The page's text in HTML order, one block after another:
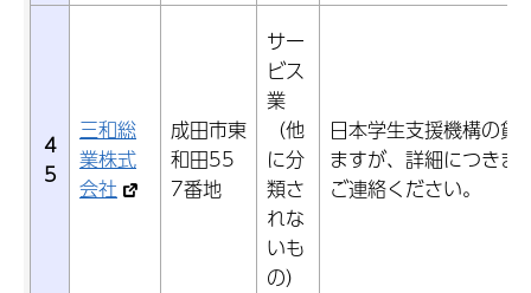
4
5
三和総
業株式
会社
成田市東
和田55
7番地
サー
ビス
業
（他
に分
類さ
れな
いも
の）
日本学生支援機構の貸
ますが、詳細につきま
ご連絡ください。